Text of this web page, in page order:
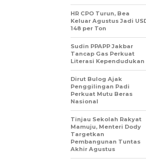
HR CPO Turun, Bea
Keluar Agustus Jadi
148 per Ton
Sudin PPAPP Jakbar
Tancap Gas Perkuat
Literasi Kependudukan
Dirut Bulog Ajak
Penggilingan Padi
Perkuat Mutu Beras
Nasional
Tinjau Sekolah Rakyat
Mamuju, Menteri Dody
Targetkan
Pembangunan Tuntas
Akhir Agustus